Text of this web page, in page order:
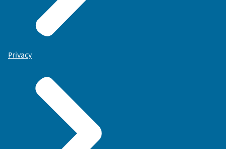
Privacy